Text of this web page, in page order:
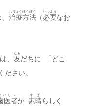
治療方法
ちりょうほうほう
（必要
ひつよう
なお
、 友
とも
だちに 「どこ
ださい。
医者
いしゃ
が 素晴
すば
らしく